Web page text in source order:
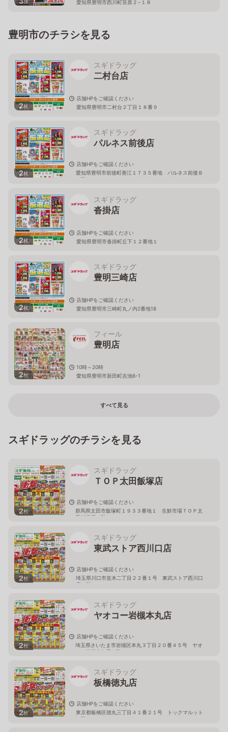
愛知県豊明市西川町笹原２−１８
豊明市のチラシを見る
2枚
スギドラッグ
二村台店
店舗HPをご確認ください
愛知県豊明市二村台２丁目１８番９
2枚
スギドラッグ
パルネス前後店
店舗HPをご確認ください
愛知県豊明市前後町善江１７３５番地 パルネス前後Ｂ
１階
2枚
スギドラッグ
沓掛店
店舗HPをご確認ください
愛知県豊明市沓掛町丘下１２番地１
2枚
スギドラッグ
豊明三崎店
店舗HPをご確認ください
愛知県豊明市三崎町丸ノ内2番地18
2枚
フィール
豊明店
10時～20時
愛知県豊明市新田町吉池6-1
すべて見る
スギドラッグのチラシを見る
2枚
スギドラッグ
ＴＯＰ太田飯塚店
店舗HPをご確認ください
群馬県太田市飯塚町１９３３番地１ 生鮮市場ＴＯＰ太
田飯塚店１階
2枚
スギドラッグ
東武ストア西川口店
店舗HPをご確認ください
埼玉県川口市並木二丁目２２番１号 東武ストア西川口
店２階
2枚
スギドラッグ
ヤオコー岩槻本丸店
店舗HPをご確認ください
埼玉県さいたま市岩槻区本丸３丁目２０番４５号 ヤオ
コー岩槻本丸店２階
2枚
スギドラッグ
板橋徳丸店
店舗HPをご確認ください
東京都板橋区徳丸三丁目４１番２１号 トックマルット
１階